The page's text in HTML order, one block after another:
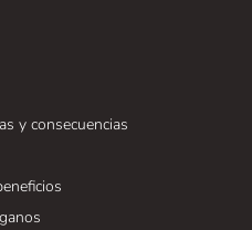
y consecuencias